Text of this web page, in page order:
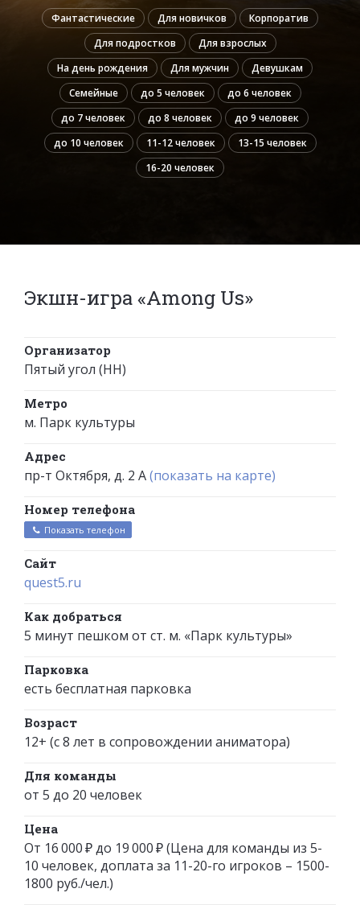
Фантастические Для новичков
Корпоратив
Для подростков
Для взрослых
На день рождения
Для мужчин
Девушкам
Семейные
до 5 человек
до 6 человек
до 7 человек
до 8 человек
до 9 человек
до 10 человек
11-12 человек
13-15 человек
16-20 человек
Экшн-игра «Among Us»
Организатор
Пятый угол (НН)
Метро
м. Парк культуры
Адрес
пр-т Октября, д. 2 А(показать на карте)
Номер телефона
Показать телефон
Сайт
quest5.ru
Как добраться
5 минут пешком от ст. м. «Парк культуры»
Парковка
есть бесплатная парковка
Возраст
12+ (с 8 лет в сопровождении аниматора)
Для команды
от 5 до 20 человек
Цена
От 16 000 ₽ до 19 000 ₽ (Цена для команды из 5-
10 человек, доплата за 11-20-го игроков – 1500-
1800 руб./чел.)